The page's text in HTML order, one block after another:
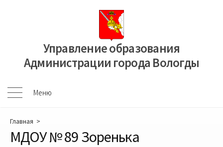
Управление образования
Администрации города Вологды
Меню
Меню
Главная >
МДОУ № 89 Зоренька